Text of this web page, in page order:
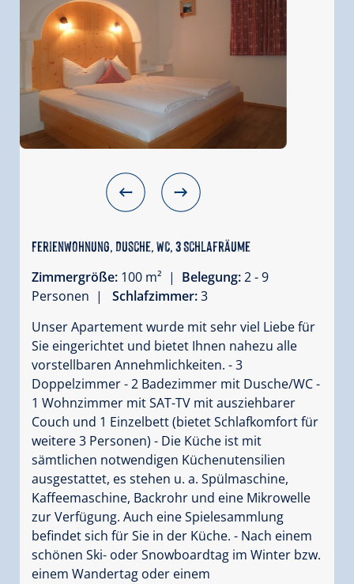
Ferienwohnung, Dusche, WC, 3 Schlafräume
Zimmergröße: 100 m² | Belegung:2 - 9
Personen |
Schlafzimmer:3
Unser Apartement wurde mit sehr viel Liebe für
Sie eingerichtet und bietet Ihnen nahezu alle
vorstellbaren Annehmlichkeiten. - 3
Doppelzimmer - 2 Badezimmer mit Dusche/WC -
1 Wohnzimmer mit SAT-TV mit ausziehbarer
Couch und 1 Einzelbett (bietet Schlafkomfort für
weitere 3 Personen) - Die Küche ist mit
sämtlichen notwendigen Küchenutensilien
ausgestattet, es stehen u. a. Spülmaschine,
Kaffeemaschine, Backrohr und eine Mikrowelle
zur Verfügung. Auch eine Spielesammlung
befindet sich für Sie in der Küche. - Nach einem
schönen Ski- oder Snowboardtag im Winter bzw.
einem Wandertag oder einem